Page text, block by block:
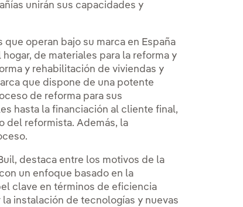
unirán sus capacidades y
operan bajo su marca en España
de materiales para la reforma y
y rehabilitación de viviendas y
que dispone de una potente
de reforma para sus
hasta la financiación al cliente final,
del reformista. Además, la
destaca entre los motivos de la
un enfoque basado en la
clave en términos de eficiencia
instalación de tecnologías y nuevas